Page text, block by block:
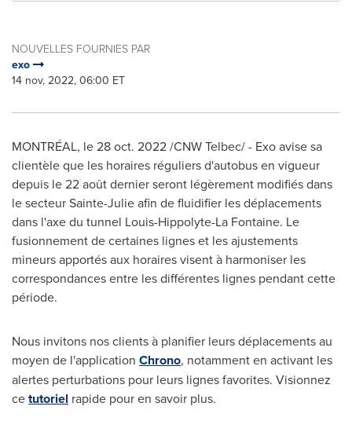
NOUVELLES FOURNIES PAR
exo
14 nov, 2022, 06:00 ET
MONTRÉAL, le28 oct. 2022/CNW Telbec/ - Exo avise sa
clientèle que les horaires réguliers d'autobus en vigueur
depuis le 22 août dernier seront légèrement modifiés dans
le secteurSainte-Julieafin de fluidifier les déplacements
dans l'axe du tunnel Louis-Hippolyte-La Fontaine. Le
fusionnement de certaines lignes et les ajustements
mineurs apportés aux horaires visent à harmoniser les
correspondances entre les différentes lignes pendant cette
période.
Nous invitons nos clients à planifier leurs déplacements au
moyen de l'application Chrono, notamment en activant les
alertes perturbations pour leurs lignes favorites. Visionnez
cetutoriel rapide pour en savoir plus.